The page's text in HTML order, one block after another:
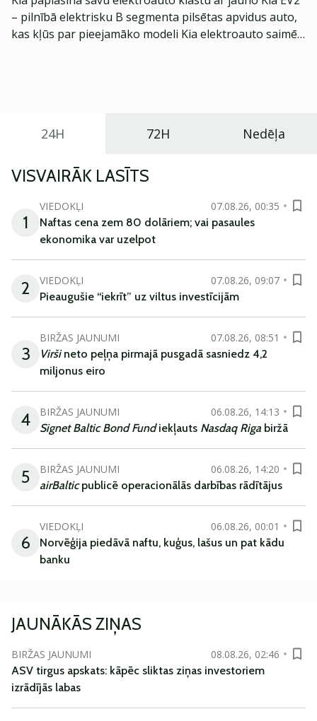
– pilnībā elektrisku B segmenta pilsētas apvidus auto,
kas kļūs par pieejamāko modeli Kia elektroauto saimē
24H 72H Nedēļa
VISVAIRĀK LASĪTS
1
VIEDOKĻI
07.08.26, 00:35
Naftas cena zem 80 dolāriem; vai pasaules
ekonomika var uzelpot
2 VIEDOKĻI
07.08.26, 09:07
Pieaugušie “iekrīt” uz viltus investīcijām
3
BIRŽAS JAUNUMI
07.08.26, 08:51
Viršineto peļņa pirmajā pusgadā sasniedz 4,2
miljonus eiro
4 BIRŽAS JAUNUMI
06.08.26, 14:13
Signet Baltic Bond Fundiekļauts Nasdaq Riga biržā
5 BIRŽAS JAUNUMI
06.08.26, 14:20
airBalticpublicē operacionālās darbības rādītājus
6
VIEDOKĻI
06.08.26, 00:01
Norvēģija piedāvā naftu, kuģus, lašus un pat kādu
banku
JAUNĀKĀS ZIŅAS
BIRŽAS JAUNUMI
08.08.26, 02:46
ASV tirgus apskats: kāpēc sliktas ziņas investoriem
izrādījās labas